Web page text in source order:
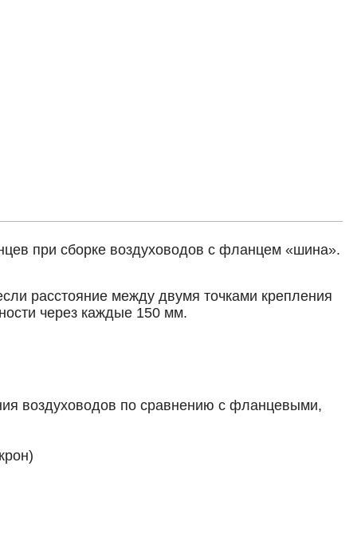
при сборке воздуховодов с фланцем «шина».
расстояние между двумя точками крепления
через каждые 150 мм.
воздуховодов по сравнению с фланцевыми,